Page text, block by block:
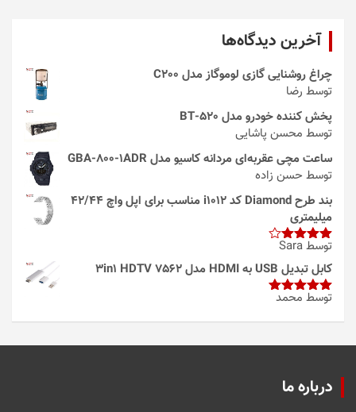
آخرین دیدگاه‌ها
چراغ روشنایی گازی لوموگاز مدل C200
توسط رضا
پخش کننده خودرو مدل 520-BT
توسط محسن پاشایی
ساعت مچی عقربه‌ای مردانه کاسیو مدل GBA-800-1ADR
توسط حسن زاده
بند طرح Diamond کد i1012 مناسب برای اپل واچ 42/44
میلیمتری
امتیاز4
از 5
توسط Sara
کابل تبدیل USB به HDMI مدل 3in1 HDTV 7562
امتیاز5از
توسط محمد
درباره ما